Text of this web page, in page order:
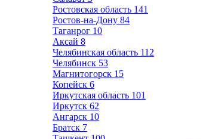
Ростовская область 141
Ростов-на-Дону 84
Таганрог 10
Аксай 8
Челябинская область 112
Челябинск 53
Магнитогорск 15
Копейск 6
Иркутская область 101
Иркутск 62
Ангарск 10
Братск 7